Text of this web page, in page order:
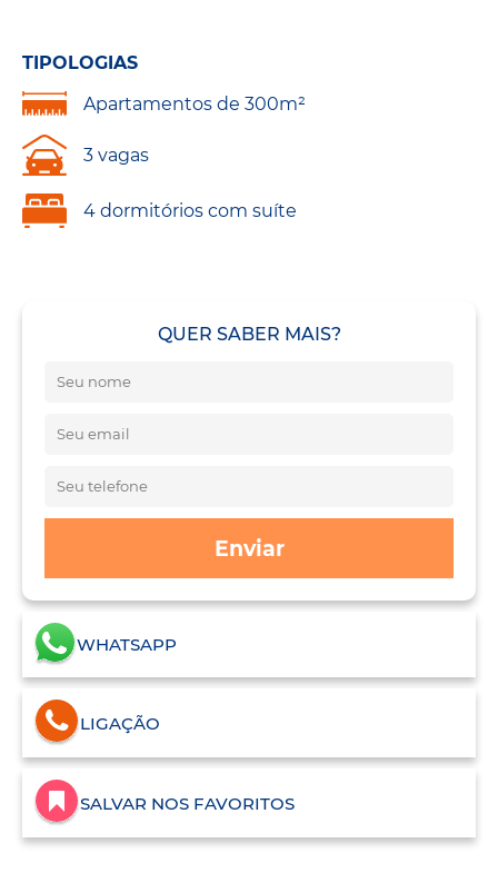
TIPOLOGIAS
Apartamentos de 300m²
3 vagas
4 dormitórios com suíte
QUER SABER MAIS?
Enviar
WHATSAPP
LIGAÇÃO
SALVAR NOS FAVORITOS